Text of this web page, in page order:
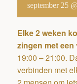
september 25
Elke 2 weken
zingen met
19:00 – 21:00.
verbinden met